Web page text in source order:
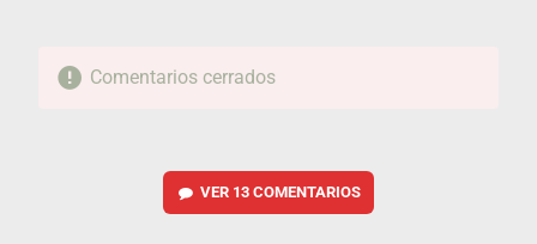
Comentarios cerrados
VER 13 COMENTARIOS